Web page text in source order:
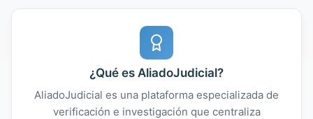
¿Qué es AliadoJudicial?
AliadoJudicial es una plataforma especializada de
verificación e investigación que centraliza